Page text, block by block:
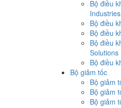
Bộ điều
Industries
Bộ điều
Bộ điều
Bộ điều
Solutions
Bộ điều
Bộ giảm tốc
Bộ giảm
Bộ giảm
Bộ giảm